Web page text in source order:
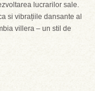
lucrarilor sale.
si vibrațiile dansante al
villera – un stil de